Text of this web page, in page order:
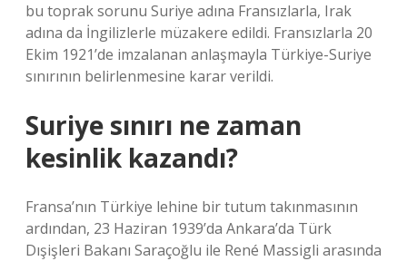
bu toprak sorunu Suriye adına Fransızlarla, Irak
adına da İngilizlerle müzakere edildi. Fransızlarla 20
Ekim 1921’de imzalanan anlaşmayla Türkiye-Suriye
sınırının belirlenmesine karar verildi.
Suriye sınırı ne zaman
kesinlik kazandı?
Fransa’nın Türkiye lehine bir tutum takınmasının
ardından, 23 Haziran 1939’da Ankara’da Türk
Dışişleri Bakanı Saraçoğlu ile René Massigli arasında